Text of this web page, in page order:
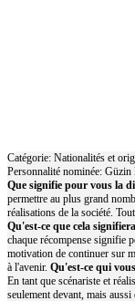
Catégorie: Nationalités et
Personnalité nominée: Güzin
Que signifie pour vous la
permettre au plus grand
réalisations de la société.
Qu'est-ce que cela
chaque récompense signifie
motivation de continuer sur
à l'avenir. Qu'est-ce qui
En tant que scénariste et
seulement devant, mais